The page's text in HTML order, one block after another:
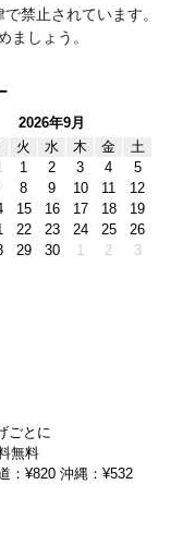
禁止されています。
ましょう。
2026年9月
火 水 木 金
土
1 2 3 4
5
8 9 10 11
12
15 16 17 18
19
22 23 24 25
26
29 30 1 2 3
ごとに
無料
：¥820 沖縄：¥532